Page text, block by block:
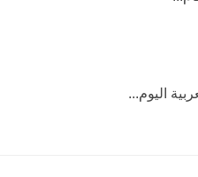
اليوم...